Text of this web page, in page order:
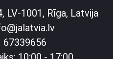
LV-1001, Rīga, Latvija
67339656